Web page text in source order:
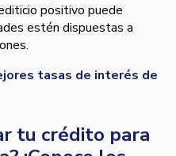
positivo puede
estén dispuestas a
tasas de interés de
tu crédito para